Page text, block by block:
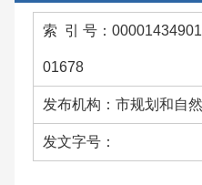
索 引 号：
01678
发布机构：市规划和自
发文字号：